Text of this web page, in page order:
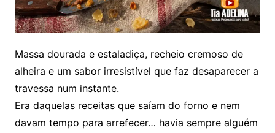
Massa dourada e estaladiça, recheio cremoso de
alheira e um sabor irresistível que faz desaparecer a
travessa num instante.
Era daquelas receitas que saíam do forno e nem
davam tempo para arrefecer… havia sempre alguém